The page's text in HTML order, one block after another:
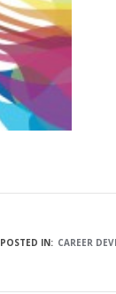
POSTED IN: CAREER